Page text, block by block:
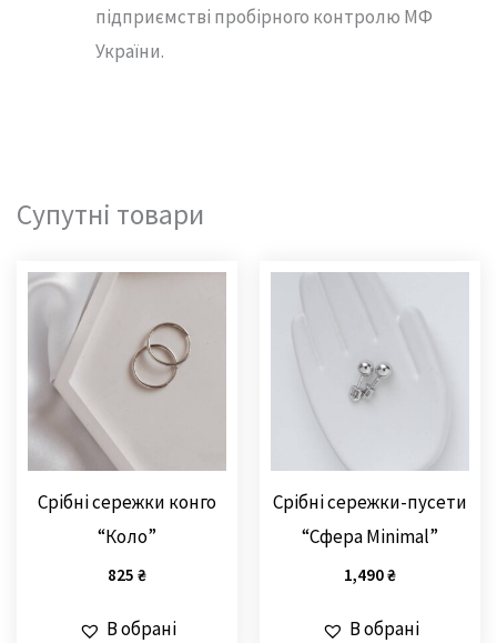
підприємстві пробірного контролю МФ
України.
Супутні товари
Срібні сережки конго
“Коло”
825 ₴
В обрані
Срібні сережки-пусети
“Сфера Minimal”
1,490₴
В обрані